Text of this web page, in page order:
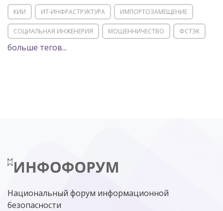
КИИ ИТ-ИНФРАСТРУКТУРА ИМПОРТОЗАМЕЩЕНИЕ
СОЦИАЛЬНАЯ ИНЖЕНЕРИЯ МОШЕННИЧЕСТВО ФСТЭК
POSITIVE TECHNOLOGIES
МИНЦИФРЫ РОССИИ NGFW
больше тегов...
Национальный форум информационной
безопасности